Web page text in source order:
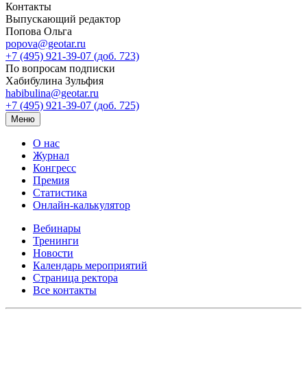
Контакты
Выпускающий редактор
Попова Ольга
popova@geotar.ru
+7 (495) 921-39-07 (доб. 723)
По вопросам подписки
Хабибулина Зульфия
habibulina@geotar.ru
+7 (495) 921-39-07 (доб. 725)
Меню
О нас
Журнал
Конгресс
Премия
Статистика
Онлайн-калькулятор
Вебинары
Тренинги
Новости
Календарь мероприятий
Страница ректора
Все контакты